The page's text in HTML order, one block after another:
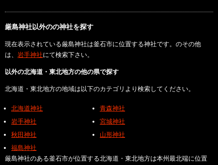
厳島神社以外のの神社を探す
現在表示されている厳島神社は釜石市に位置する神社です。のその他
は、 岩手神社にて検索下さい。
以外の北海道・東北地方の他の県で探す
北海道・東北地方の地域は以下のカテゴリより検索してください。
北海道神社
青森神社
岩手神社
宮城神社
秋田神社
山形神社
福島神社
厳島神社のある釜石市が位置する北海道・東北地方は本州最北端に位置